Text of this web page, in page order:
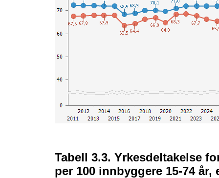
Tabell 3.3. Yrkesdeltakelse
per 100 innbyggere 15-74